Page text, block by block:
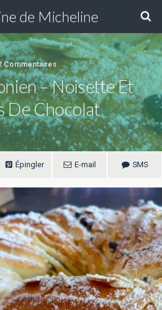
de Micheline
Commentaires
– Noisette Et
De Chocolat
Épingler E-mail SMS